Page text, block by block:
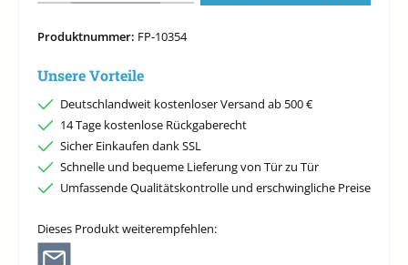
Produktnummer: FP-10354
Unsere Vorteile
Deutschlandweit kostenloser Versand ab 500 €
14 Tage kostenlose Rückgaberecht
Sicher Einkaufen dank SSL
Schnelle und bequeme Lieferung von Tür zu Tür
Umfassende Qualitätskontrolle und erschwingliche Preise
Dieses Produkt weiterempfehlen: